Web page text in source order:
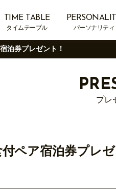
TIME TABLE
タイムテーブル パーソナリティ
泊券プレゼント！
プレ
ペア宿泊券プレゼ